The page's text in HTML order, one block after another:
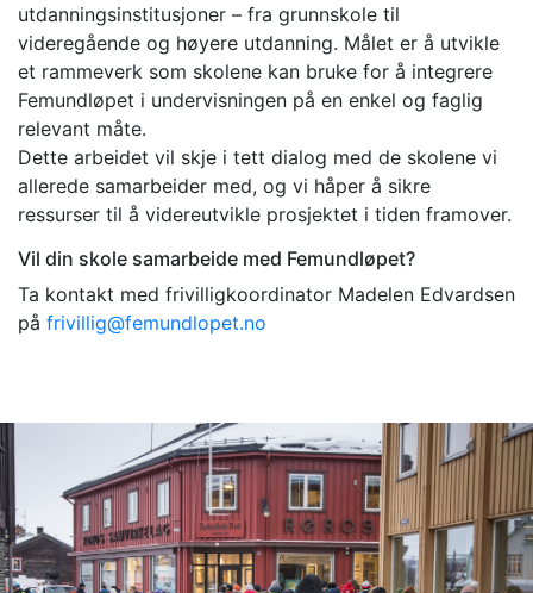
utdanningsinstitusjoner – fra grunnskole til
videregående og høyere utdanning. Målet er å utvikle
et rammeverk som skolene kan bruke for å integrere
Femundløpet i undervisningen på en enkel og faglig
relevant måte.
Dette arbeidet vil skje i tett dialog med de skolene vi
allerede samarbeider med, og vi håper å sikre
ressurser til å videreutvikle prosjektet i tiden framover.
Vil din skole samarbeide med Femundløpet?
Ta kontakt med frivilligkoordinator Madelen Edvardsen
på frivillig@femundlopet.no